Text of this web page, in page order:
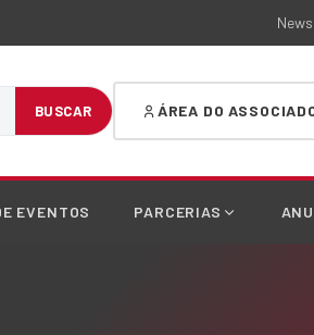
BUSCAR ÁREA DO
EVENTOS PARCERIAS